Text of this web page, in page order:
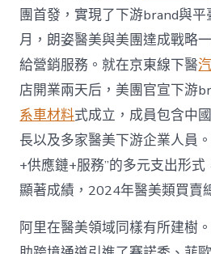
團首發，實現了下游brand與
月，朗姿醫美與美團達成戰略
給營銷服務。就在京東線下醫
店開業兩天后，美團官宣下游
系車材料式成立，成員包含中
長以及多家醫美下游企業人員
+供應鏈+服務”的多元支出形
顯著成績，2024年醫美類買賣
阿里在醫美領域同樣有所建樹